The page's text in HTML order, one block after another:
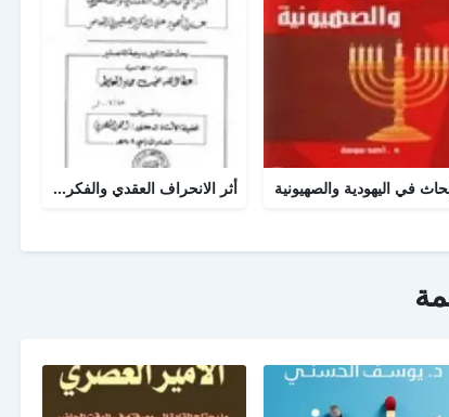
في اليهودية والصهيونية أثر الانحراف العقدي والفكري عند اليهود على الفكر الصهيوني المعاصر